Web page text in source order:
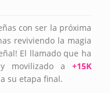
con ser la próxima
reviviendo la magia
El llamado que ha
movilizado a +15K
su etapa final.